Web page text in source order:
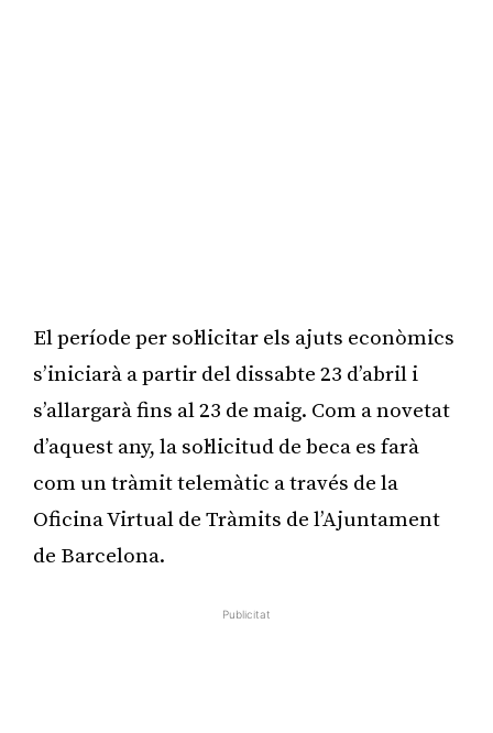
El període per sol·licitar els ajuts econòmics
s’iniciarà a partir del dissabte 23 d’abril i
s’allargarà fins al 23 de maig. Com a novetat
d’aquest any, la sol·licitud de beca es farà
com un tràmit telemàtic a través de la
Oficina Virtual de Tràmits de l’Ajuntament
de Barcelona.
Publicitat